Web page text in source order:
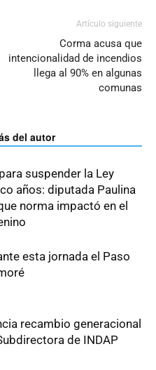
Artículo siguiente
Corma acusa que
intencionalidad de incendios
llega al 90% en algunas
comunas
del autor
suspender la Ley
años: diputada Paulina
norma impactó en el
esta jornada el Paso
recambio generacional
de INDAP